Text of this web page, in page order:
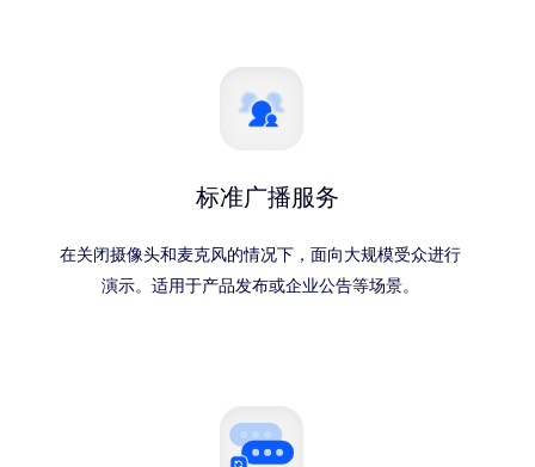
标准广播服务
在关闭摄像头和麦克风的情况下，面向大规模受众进行
演示。适用于产品发布或企业公告等场景。